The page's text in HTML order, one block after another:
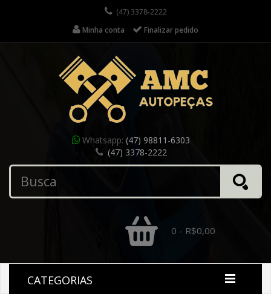
(47) 3378-2222
Minha conta
Finalizar pedido
Whatsapp: (47) 98811-6303
(47) 3378-2222
0 - R$0,00
CATEGORIAS